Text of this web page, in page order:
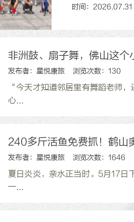
时间：2026.07.31
非洲鼓、扇子舞，佛山这
发布者：星悦康旅 浏览次数：130
“今天才知道邻居里有舞蹈老师
心...
240多斤活鱼免费抓！鹤
发布者：星悦康旅 浏览次数：1646
夏日炎炎，亲水正当时。5月17日
一...